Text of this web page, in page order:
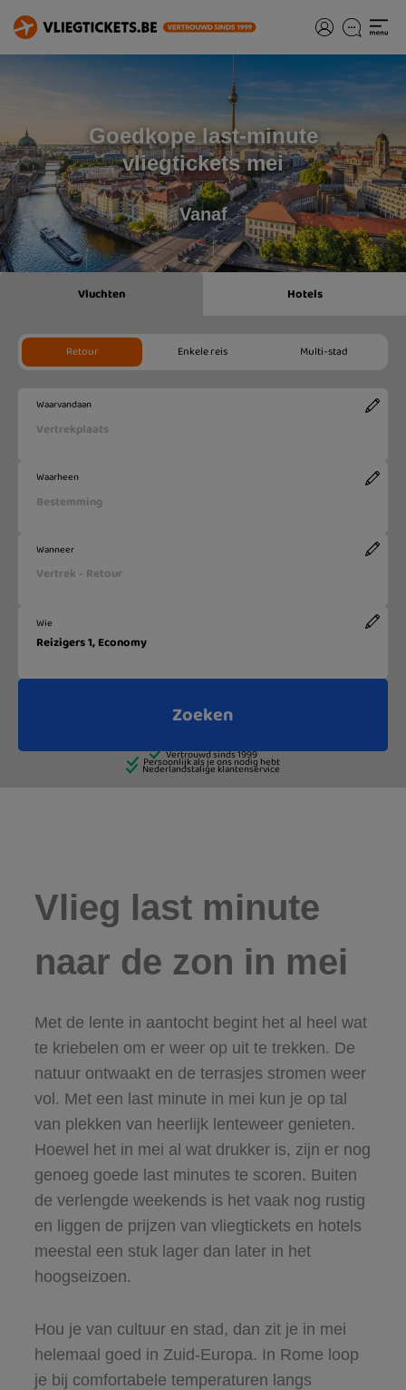
Goedkope last-minute
vliegtickets mei
Vanaf
Vlieg last minute
naar de zon in mei
Met de lente in aantocht begint het al heel wat
te kriebelen om er weer op uit te trekken. De
natuur ontwaakt en de terrasjes stromen weer
vol. Met een last minute in mei kun je op tal
van plekken van heerlijk lenteweer genieten.
Hoewel het in mei al wat drukker is, zijn er nog
genoeg goede last minutes te scoren. Buiten
de verlengde weekends is het vaak nog rustig
en liggen de prijzen van vliegtickets en hotels
meestal een stuk lager dan later in het
hoogseizoen.
Hou je van cultuur en stad, dan zit je in mei
helemaal goed in Zuid-Europa. In Rome loop
je bij comfortabele temperaturen langs